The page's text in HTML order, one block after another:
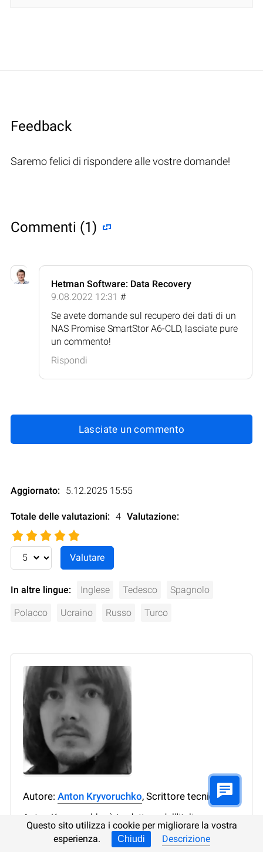
Feedback
Saremo felici di rispondere alle vostre domande!
Commenti (1)
Hetman Software: Data Recovery
9.08.2022 12:31 #
Se avete domande sul recupero dei dati di un
NAS Promise SmartStor A6-CLD, lasciate pure
un commento!
Rispondi
Lasciate un commento
Aggiornato: 5.12.2025 15:55
Totale delle valutazioni: 4 Valutazione:
In altre lingue: Inglese Tedesco Spagnolo
Polacco Ucraino Russo Turco
Autore: Anton Kryvoruchko, Scrittore tecnico
Anton Kryvoruchko è traduttore dall'italiano,
dall'inglese, dal francese e dal polacco. Ha molti
anni di esperienza e lavora con testi di vario
Questo sito utilizza i cookie per migliorare la vostra
esperienza.
Chiudi Descrizione